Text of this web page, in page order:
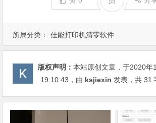
所属分类： 佳能打印机清零软件
版权声明：本站原创文章，于2020年
19:10:43 ，由 ksjiexin 发表，共 31